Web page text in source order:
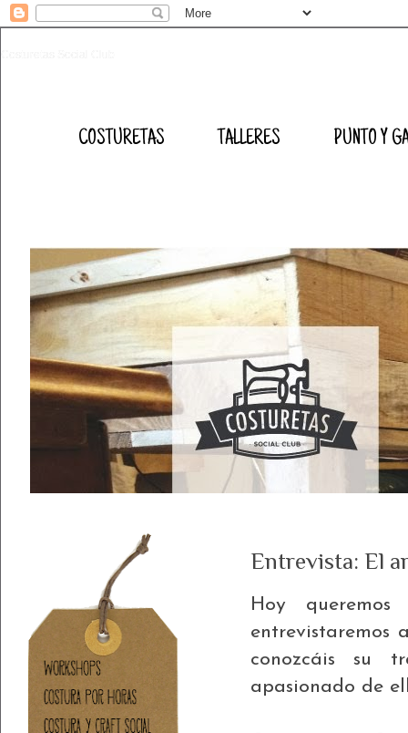
COSTURETAS TALLERES PUNTO Y
Entrevista: El
Hoy
entrevistaremos
conozcáis su
apasionado de